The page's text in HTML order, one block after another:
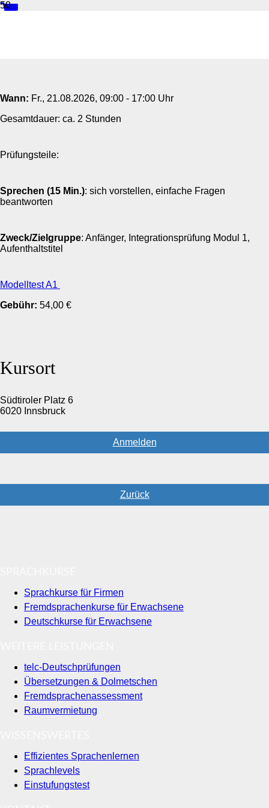
Wann: Fr., 21.08.2026, 09:00 - 17:00 Uhr
Gesamtdauer: ca. 2 Stunden
Prüfungsteile:
Sprechen (15 Min.): sich vorstellen, einfache Fragen
beantworten
Zweck/Zielgruppe: Anfänger, Integrationsprüfung Modul 1,
Aufenthaltstitel
Modelltest A1
Gebühr: 54,00 €
Kursort
Südtiroler Platz 6
6020 Innsbruck
Anmelden
Zurück
Sprachkurse für Firmen
Fremdsprachenkurse für Erwachsene
Deutschkurse für Erwachsene
telc-Deutschprüfungen
Übersetzungen & Dolmetschen
Fremdsprachenassessment
Raumvermietung
Effizientes Sprachenlernen
Sprachlevels
Einstufungstest